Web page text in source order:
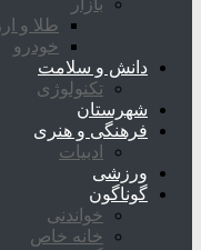
بازار
طلا و ارز
خودرو
دانش و سلامت
تکنولوژی
شهرستان
فرهنگی و هنری
ادبیات
ورزشی
گوناگون
خواندنی
خانه خاص